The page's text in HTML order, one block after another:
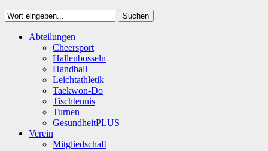
Suchen
SuchenAbteilungen
Cheersport
Hallenbosseln
Handball
Leichtathletik
Taekwon-Do
Tischtennis
Turnen
GesundheitPLUS
Verein
Mitgliedschaft